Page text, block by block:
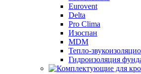
Eurovent
Delta
Pro Clima
Изоспан
MDM
Тепло-
Гидроизоляция